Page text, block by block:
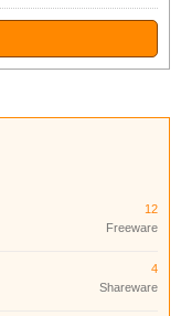
12
Freeware
4
Shareware